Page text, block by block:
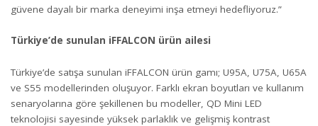
güvene dayalı bir marka deneyimi inşa etmeyi hedefliyoruz.”
Türkiye’de sunulan iFFALCON ürün ailesi
Türkiye’de satışa sunulan iFFALCON ürün gamı; U95A, U75A, U65A
ve S55 modellerinden oluşuyor. Farklı ekran boyutları ve kullanım
senaryolarına göre şekillenen bu modeller, QD Mini LED
teknolojisi sayesinde yüksek parlaklık ve gelişmiş kontrast